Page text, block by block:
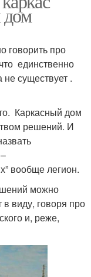
дом
говорить про
единственно
не существует .
Каркасный дом
решений. И
вообще легион.
можно
виду, говоря про
и, реже,